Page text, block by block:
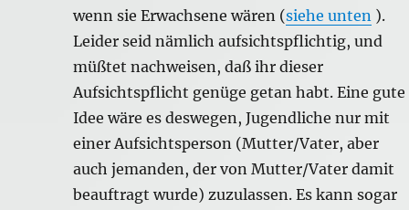
wenn sie Erwachsene wären (siehe unten).
Leider seid nämlich aufsichtspflichtig, und
müßtet nachweisen, daß ihr dieser
Aufsichtspflicht genüge getan habt. Eine gute
Idee wäre es deswegen, Jugendliche nur mit
einer Aufsichtsperson (Mutter/Vater, aber
auch jemanden, der von Mutter/Vater damit
beauftragt wurde) zuzulassen. Es kann sogar